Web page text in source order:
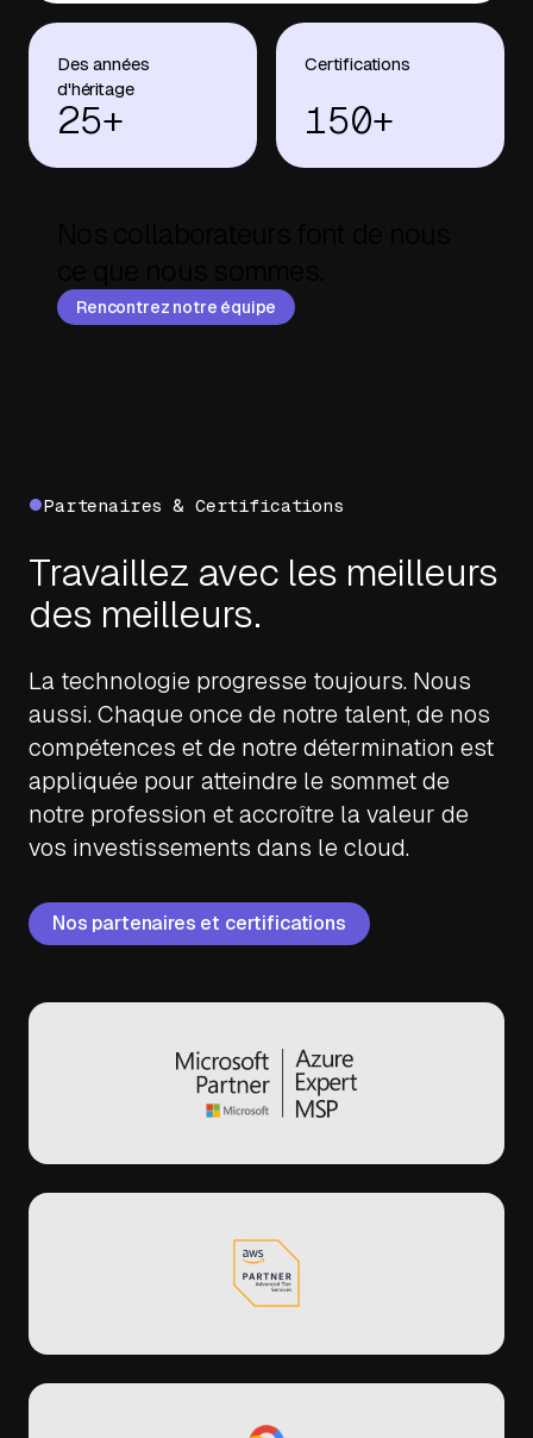
Des années
d'héritage
25+
Certifications
150+
Rencontrez notre équipe
Partenaires & Certifications
Travaillez avec les meilleurs
des meilleurs.
La technologie progresse toujours. Nous
aussi. Chaque once de notre talent, de nos
compétences et de notre détermination est
appliquée pour atteindre le sommet de
notre profession et accroître la valeur de
vos investissements dans le cloud.
Nos partenaires et certifications